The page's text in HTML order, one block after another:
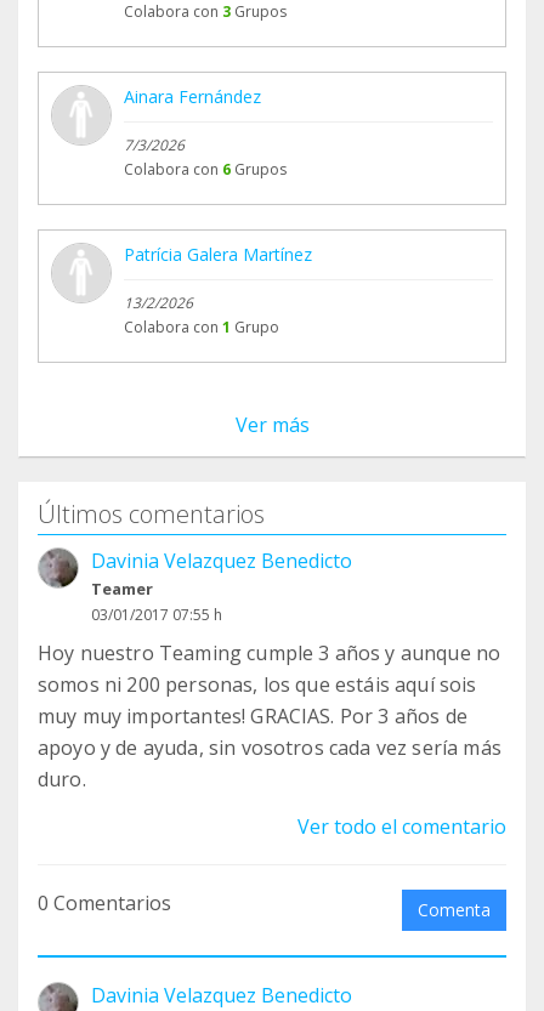
Colabora con 3 Grupos
Ainara Fernández
7/3/2026
Colabora con 6 Grupos
Patrícia Galera Martínez
13/2/2026
Colabora con 1 Grupo
Ver más
Últimos comentarios
Davinia Velazquez Benedicto
Teamer
03/01/2017 07:55 h
Hoy nuestro Teaming cumple 3 años y aunque no
somos ni 200 personas, los que estáis aquí sois
muy muy importantes! GRACIAS. Por 3 años de
apoyo y de ayuda, sin vosotros cada vez sería más
duro.
Ver todo el comentario
0 Comentarios Comenta
Davinia Velazquez Benedicto